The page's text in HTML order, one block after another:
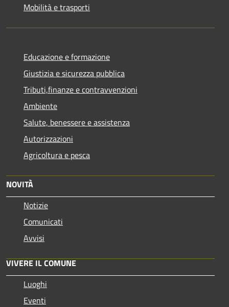
Mobilità e trasporti
Educazione e formazione
Giustizia e sicurezza pubblica
Tributi,finanze e contravvenzioni
Ambiente
Salute, benessere e assistenza
Autorizzazioni
Agricoltura e pesca
NOVITÀ
Notizie
Comunicati
Avvisi
VIVERE IL COMUNE
Luoghi
Eventi